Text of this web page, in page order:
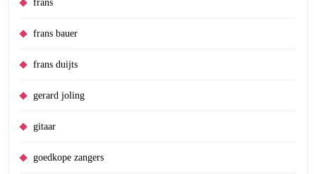
frans
frans bauer
frans duijts
gerard joling
gitaar
goedkope zangers